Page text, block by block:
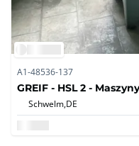
A1-48536-137
GREIF - HSL 2 -
Schwelm,DE